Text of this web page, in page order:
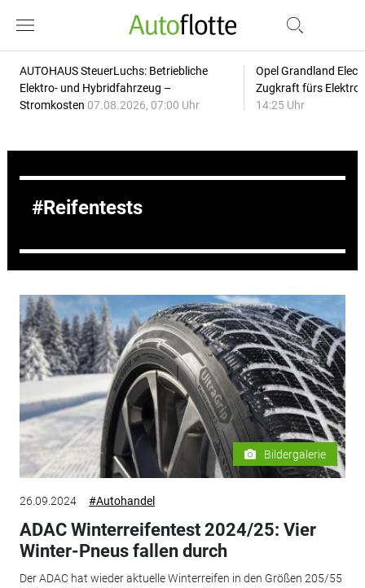
AUTOHAUS SteuerLuchs: Betriebliche
Elektro- und Hybridfahrzeug –
Stromkosten 07.08.2026, 07:00 Uhr
Opel Grandland
Zugkraft fürs
14:25 Uhr
Reifentests
Bildergalerie
26.09.2024 #Autohandel
ADAC Winterreifentest 2024/25: Vier
Winter-Pneus fallen durch
Der ADAC hat wieder aktuelle Winterreifen in den Größen 205/55